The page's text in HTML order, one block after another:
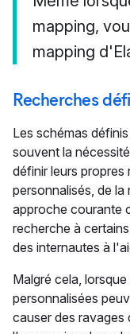
mapping,
mapping
Recherches
Les schémas
souvent la
définir leurs
personnalisés, de
approche courante
recherche à
des internautes à
Malgré cela,
personnalisées
causer des ravages